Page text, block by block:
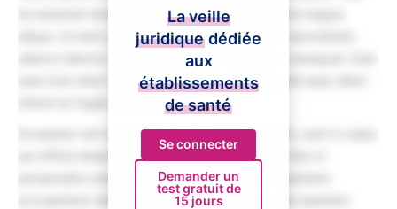
do eiusmod tempor incididunt ut labore et dolore magna
aliqua. Ut enim ad minim veniam, quis nostrud exercitation
ullamco laboris nisi ut aliquip ex ea commodo consequat. Duis
aute irure dolor in reprehenderit in voluptate velit esse cillum
dolore eu fugiat nulla pariatur.
Excepteur sint occaecat cupidatat non proident, sunt in culpa
qui officia deserunt mollit anim id est laborum. Sed ut
perspiciatis unde omnis iste natus error sit voluptatem
accusantium doloremque laudantium, totam rem aperiam,
La veille
juridique dédiée
aux
établissements
de santé
Se connecter
Demander un
test gratuit de
15 jours